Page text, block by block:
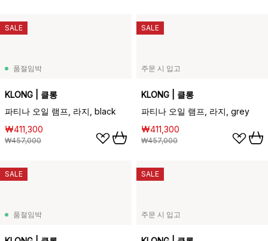
품절임박
KLONG | 클롱
파티나 오일 램프, 라지, black
₩411,300
₩457,000
SALE
주문 시 입고
KLONG | 클롱
파티나 오일 램프, 라지, grey
₩411,300
₩457,000
SALE
품절임박
SALE
주문 시 입고
SALE